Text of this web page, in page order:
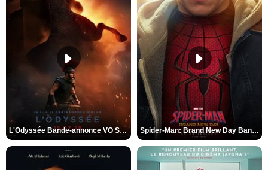
L'Odyssée Bande-annonce VO STFR Spider-Man: Brand New Day Bande-annonce VO STFR